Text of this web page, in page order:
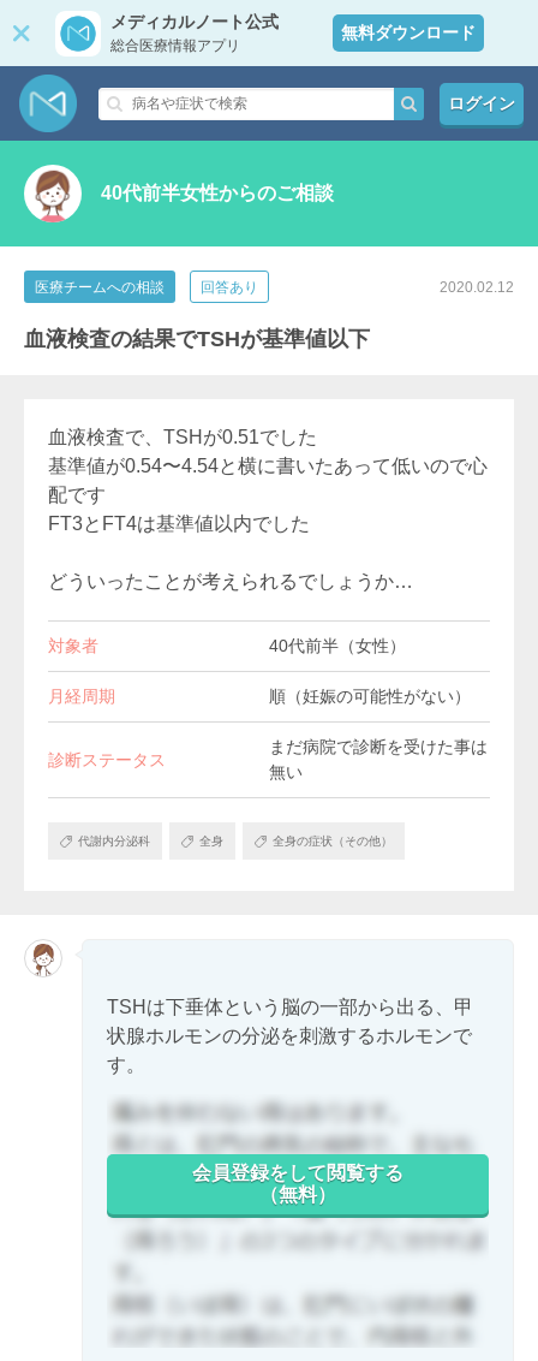
メディカルノート公式
総合医療情報アプリ
無料ダウンロード
ログイン
40代前半女性からのご相談
医療チームへの相談 回答あり 2020.02.12
血液検査の結果でTSHが基準値以下
血液検査で、TSHが0.51でした
基準値が0.54〜4.54と横に書いたあって低いので心
配です
FT3とFT4は基準値以内でした
どういったことが考えられるでしょうか…
対象者 40代前半（女性）
月経周期 順（妊娠の可能性がない）
診断ステータス
まだ病院で診断を受けた事は
無い
代謝内分泌科 全身 全身の症状（その他）
TSHは下垂体という脳の一部から出る、甲
状腺ホルモンの分泌を刺激するホルモンで
す。
会員登録をして閲覧する
（無料）